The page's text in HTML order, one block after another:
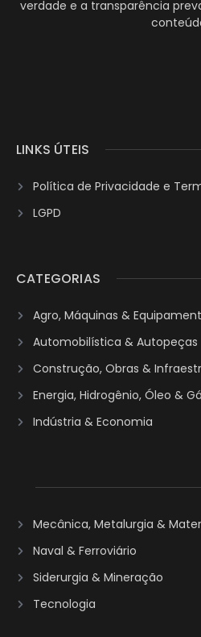
verdade e a transparência
LINKS ÚTEIS
Política de Privacidade e
LGPD
CATEGORIAS
Agro, Máquinas &
Automobilística & Autopeças
Construção, Obras &
Energia, Hidrogênio, Óleo &
Indústria & Economia
Mecânica, Metalurgia &
Naval & Ferroviário
Siderurgia & Mineração
Tecnologia